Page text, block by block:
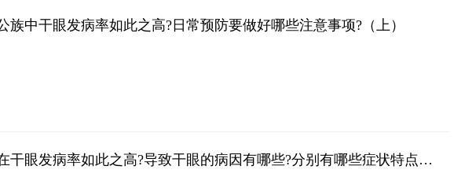
族中干眼发病率如此之高?日常预防要做好哪些注意事项?（上）
干眼防治问答丨为什么现在干眼发病率如此之高?导致干眼的病因有哪些?分别有哪些症状特点?（下）